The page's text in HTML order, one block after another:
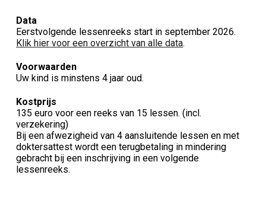
Data
Eerstvolgende lessenreeks start in september 2026.
Klik hier voor een overzicht van alle data.
Voorwaarden
Uw kind is minstens 4 jaar oud.
Kostprijs
135 euro voor een reeks van 15 lessen. (incl.
verzekering)
Bij een afwezigheid van 4 aansluitende lessen en met
doktersattest wordt een terugbetaling in mindering
gebracht bij een inschrijving in een volgende
lessenreeks.